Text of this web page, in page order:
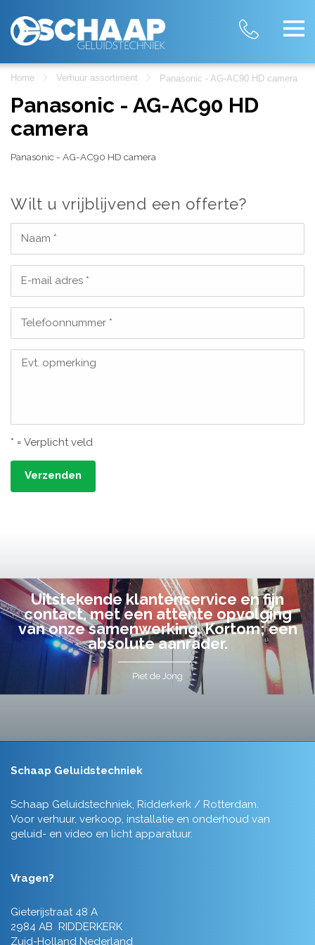
Home Verhuur assortiment Panasonic - AG-AC90 HD camera
Panasonic - AG-AC90 HD
camera
Panasonic - AG-AC90 HD camera
Wilt u vrijblijvend een offerte?
Naam *
E-mail adres *
Telefoonnummer *
Evt. opmerking
* = Verplicht veld
Verzenden
Uitstekende klantenservice en fijn
contact, met een attente opvolging
van onze samenwerking. Kortom; een
absolute aanrader.
Piet de Jong
Schaap Geluidstechniek
Schaap Geluidstechniek, Ridderkerk / Rotterdam.
Voor verhuur, verkoop, installatie en onderhoud van
geluid- en video en licht apparatuur.
Vragen?
Gieterijstraat 48 A
2984 AB RIDDERKERK
Zuid-Holland Nederland